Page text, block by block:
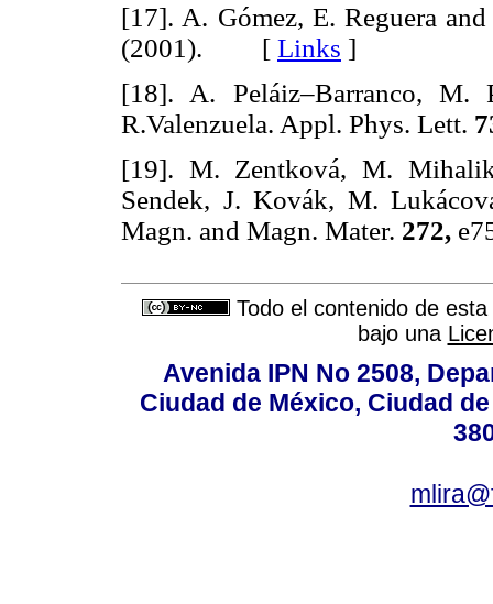
[17]. A. Gómez, E. Reguera
(2001). [ Links ]
[18]. A. Peláiz–Barranco, M.
R.Valenzuela. Appl. Phys. Lett.
[19]. M. Zentková, M.
Sendek, J. Kovák, M.
Magn. and Magn. Mater. 272,
Todo el contenido de
bajo una
Avenida IPN No 2508,
Ciudad de México, Ciudad